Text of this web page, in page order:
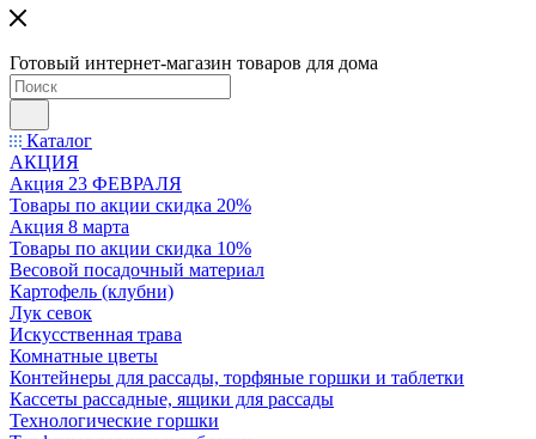
Готовый интернет-магазин товаров для дома
Каталог
АКЦИЯ
Акция 23 ФЕВРАЛЯ
Товары по акции скидка 20%
Акция 8 марта
Товары по акции скидка 10%
Весовой посадочный материал
Картофель (клубни)
Лук севок
Искусственная трава
Комнатные цветы
Контейнеры для рассады, торфяные горшки и таблетки
Кассеты рассадные, ящики для рассады
Технологические горшки